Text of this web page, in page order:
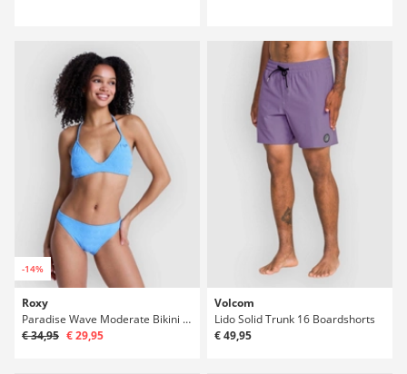
-14%
Roxy
Paradise Wave Moderate Bikini dól
€ 34,95 € 29,95
Volcom
Lido Solid Trunk 16 Boardshorts
€ 49,95